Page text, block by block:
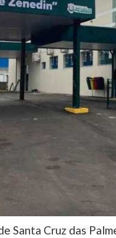
Santa Cruz das